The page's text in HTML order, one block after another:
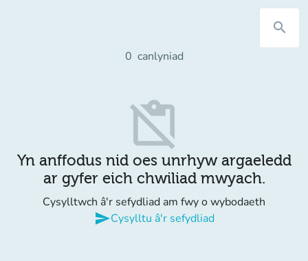
search
0 canlyniad
content_paste_off
Yn anffodus nid oes unrhyw argaeledd
ar gyfer eich chwiliad mwyach.
Cysylltwch â'r sefydliad am fwy o wybodaeth
sendCysylltu â'r sefydliad